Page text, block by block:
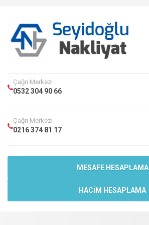
Çağrı Merkezi
0532 304 90 66
Çağrı Merkezi
0216 374 81 17
MESAFE HESAPLAMA
HACIM HESAPLAMA